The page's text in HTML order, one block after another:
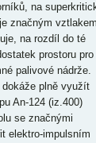
na
značným vztlakem
na rozdíl do té
prostoru pro
palivové nádrže.
plně využít
An-124 (iz.400)
se značnými
elektro-impulsním